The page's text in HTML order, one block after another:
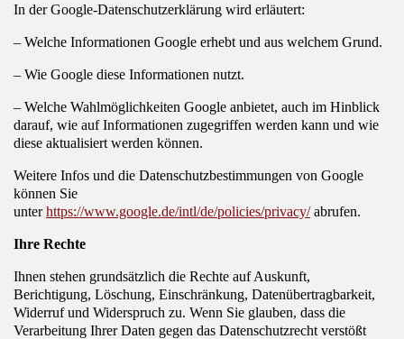
In der Google-Datenschutzerklärung wird erläutert:
– Welche Informationen Google erhebt und aus welchem Grund.
– Wie Google diese Informationen nutzt.
– Welche Wahlmöglichkeiten Google anbietet, auch im Hinblick
darauf, wie auf Informationen zugegriffen werden kann und wie
diese aktualisiert werden können.
Weitere Infos und die Datenschutzbestimmungen von Google
können Sie
unterhttps://www.google.de/intl/de/policies/privacy/abrufen.
Ihre Rechte
Ihnen stehen grundsätzlich die Rechte auf Auskunft,
Berichtigung, Löschung, Einschränkung, Datenübertragbarkeit,
Widerruf und Widerspruch zu. Wenn Sie glauben, dass die
Verarbeitung Ihrer Daten gegen das Datenschutzrecht verstößt